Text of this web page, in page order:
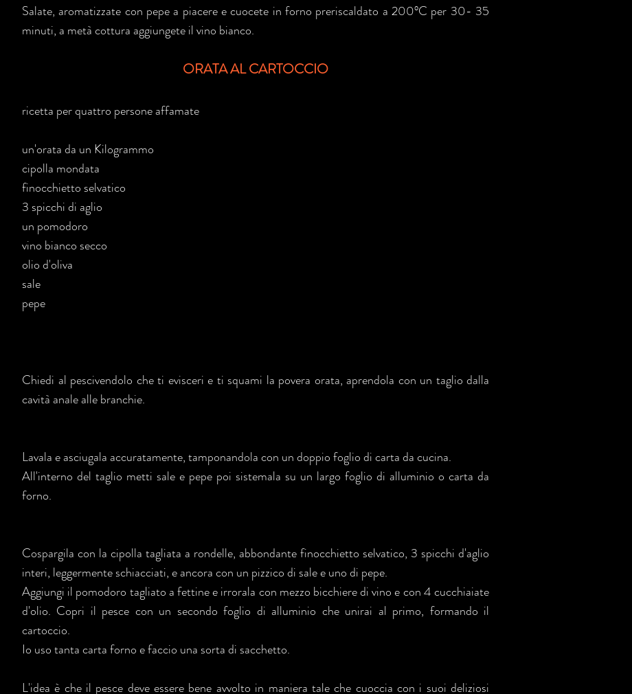
Salate, aromatizzate con pepe a piacere e cuocete in forno preriscaldato a 200°C per 30- 35
minuti, a metà cottura aggiungete il vino bianco.
ORATA AL CARTOCCIO
ricetta per quattro persone affamate
un'orata da un Kilogrammo
cipolla mondata
finocchietto selvatico
3 spicchi di aglio
un pomodoro
vino bianco secco
olio d'oliva
sale
pepe
Chiedi al pescivendolo che ti evisceri e ti squami la povera orata, aprendola con un taglio dalla
cavità anale alle branchie.
Lavala e asciugala accuratamente, tamponandola con un doppio foglio di carta da cucina.
All'interno del taglio metti sale e pepe poi sistemala su un largo foglio di alluminio o carta da
forno.
Cospargila con la cipolla tagliata a rondelle, abbondante finocchietto selvatico, 3 spicchi d'aglio
interi, leggermente schiacciati, e ancora con un pizzico di sale e uno di pepe.
Aggiungi il pomodoro tagliato a fettine e irrorala con mezzo bicchiere di vino e con 4 cucchiaiate
d'olio. Copri il pesce con un secondo foglio di alluminio che unirai al primo, formando il
cartoccio.
Io uso tanta carta forno e faccio una sorta di sacchetto.
L'idea è che il pesce deve essere bene avvolto in maniera tale che cuoccia con i suoi deliziosi